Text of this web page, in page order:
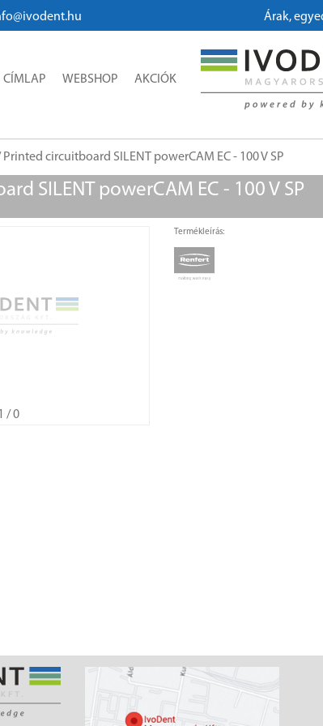
Árak,
CÍMLAP WEBSHOP AKCIÓK
Printed circuitboard SILENT powerCAM EC - 100 V SP
SILENT powerCAM EC - 100 V SP
/ 0
Termékleírás: